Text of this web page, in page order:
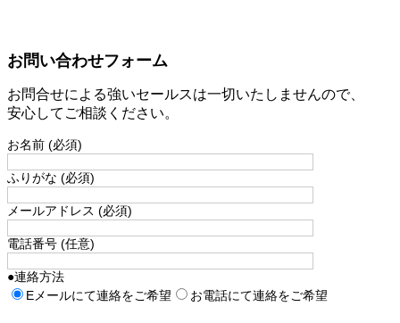
お問い合わせフォーム
お問合せによる強いセールスは一切いたしませんので、
安心してご相談ください。
お名前 (必須)
ふりがな (必須)
メールアドレス (必須)
電話番号 (任意)
●連絡方法
Eメールにて連絡をご希望
お電話にて連絡をご希望